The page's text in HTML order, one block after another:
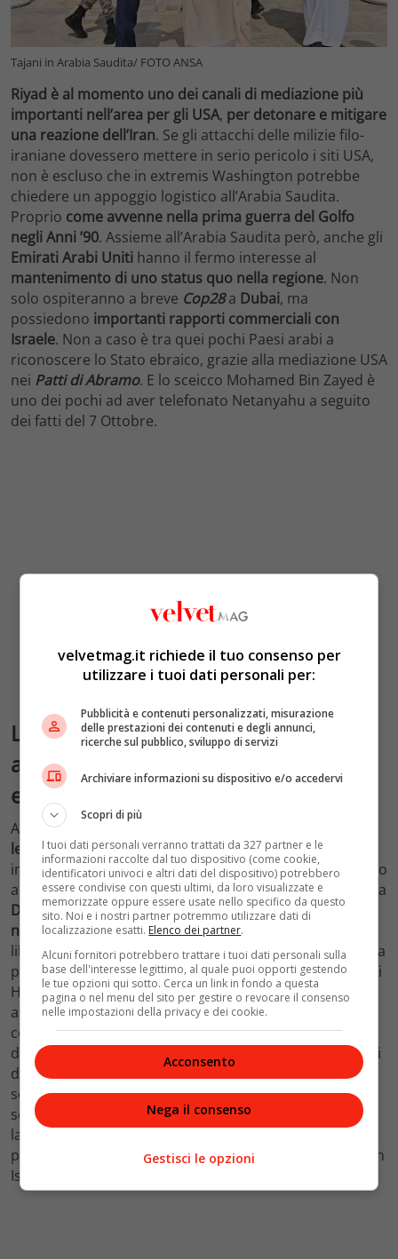
Tajani in Arabia Saudita/ FOTO ANSA
Riyad è al momento uno dei canali di mediazione più
importanti nell’area per gli USA, per detonare e mitigare
una reazione dell’Iran. Se gli attacchi delle milizie filo-
iraniane dovessero mettere in serio pericolo i siti USA,
non è escluso che in extremis Washington potrebbe
chiedere un appoggio logistico all’Arabia Saudita.
Proprio come avvenne nella prima guerra del Golfo
negli Anni ’90. Assieme all’Arabia Saudita però, anche gli
Emirati Arabi Uniti hanno il fermo interesse al
mantenimento di uno status quo nella regione. Non
solo ospiteranno a breve Cop28 a Dubai, ma
possiedono importanti rapporti commerciali con
Israele. Non a caso è tra quei pochi Paesi arabi a
riconoscere lo Stato ebraico, grazie alla mediazione USA
nei Patti di Abramo. E lo sceicco Mohamed Bin Zayed è
uno dei pochi ad aver telefonato Netanyahu a seguito
dei fatti del 7 Ottobre.
L’ambiguità del Qatar: la base
americana e i finanziamenti ai gruppi
estremisti
Ad avere
leadership è il Qatar. Un Paese che ospita un
importante base militare americana. E che sta trattando
al momento con i leader di Hamas che si sono rifugiati a
Doha, per laliberazione degli ostaggi con passaporti
non israeliani. Quando e se il Qatar dovesse riuscire a
liberare tutti gli ostaggi “stranieri”, alcuni si aspettano la
pressione della diplomazia USA nell’espellere i leader di
Hamas dal territorio. Che magari potrebbero trovare
asilo inRussia, dove il presidente Putin ha avuto già un
colloquio con una delegazione dei suoi vertici. Il Qatar
da anni subisce le
accuse
da parte di Riyad e Abu Dhabi
di
finanziare gruppi estremisti in Medio Oriente
. Anche
se non è l’unico a farlo. L’invito alla cautela dunque
sembra regnare nei Paesi chiave dell’area, anche
laddove è difficile al livello mediatico, in quanto Paese
panarabo, portare avanti una posizione di apertura con
Israele.
velvetmag.it richiede il tuo consenso per
utilizzare i tuoi dati personali per:
Pubblicità e contenuti personalizzati, misurazione
delle prestazioni dei contenuti e degli annunci,
ricerche sul pubblico, sviluppo di servizi
Archiviare informazioni su dispositivo e/o accedervi
Scopri di più
I tuoi dati personali verranno trattati da 327 partner e le
informazioni raccolte dal tuo dispositivo (come cookie,
identificatori univoci e altri dati del dispositivo) potrebbero
essere condivise con questi ultimi, da loro visualizzate e
memorizzate oppure essere usate nello specifico da questo
sito. Noi e i nostri partner potremmo utilizzare dati di
localizzazione esatti. Elenco dei partner.
Alcuni fornitori potrebbero trattare i tuoi dati personali sulla
base dell'interesse legittimo, al quale puoi opporti gestendo
le tue opzioni qui sotto. Cerca un link in fondo a questa
pagina o nel menu del sito per gestire o revocare il consenso
nelle impostazioni della privacy e dei cookie.
Acconsento
Nega il consenso
Gestisci le opzioni